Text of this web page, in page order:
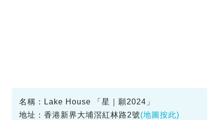
名稱：Lake House 「星｜願2024」
地址：香港新界大埔滘紅林路2號(地圖按此)